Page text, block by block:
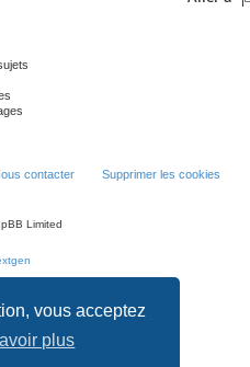
vous acceptez
plus
contacter Supprimer les cookies
Limited